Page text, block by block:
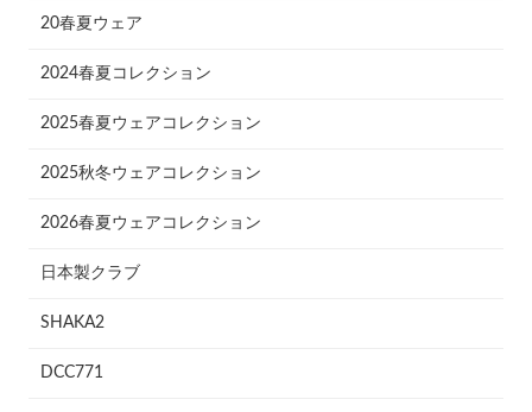
20春夏ウェア
2024春夏コレクション
2025春夏ウェアコレクション
2025秋冬ウェアコレクション
2026春夏ウェアコレクション
日本製クラブ
SHAKA2
DCC771